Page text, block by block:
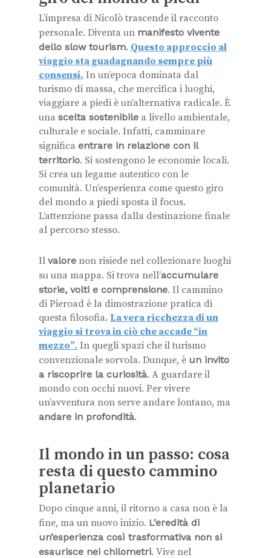
L’impresa di Nicolò trascende il racconto
personale. Diventa un manifesto vivente
dello slow tourism. Questo approccio al
viaggio sta guadagnando sempre più
consensi. In un’epoca dominata dal
turismo di massa, che mercifica i luoghi,
viaggiare a piedi è un’alternativa radicale. È
una scelta sostenibile a livello ambientale,
culturale e sociale. Infatti, camminare
significa entrare in relazione con il
territorio. Si sostengono le economie locali.
Si crea un legame autentico con le
comunità. Un’esperienza come questo giro
del mondo a piedi sposta il focus.
L’attenzione passa dalla destinazione finale
al percorso stesso.
Il valore non risiede nel collezionare luoghi
su una mappa. Si trova nell’accumulare
storie, volti e comprensione. Il cammino
di Pieroad è la dimostrazione pratica di
questa filosofia. La vera ricchezza di un
viaggio si trova in ciò che accade “in
mezzo”. In quegli spazi che il turismo
convenzionale sorvola. Dunque, è un invito
a riscoprire la curiosità. A guardare il
mondo con occhi nuovi. Per vivere
un’avventura non serve andare lontano, ma
andare in profondità.
Il mondo in un passo: cosa
resta di questo cammino
planetario
Dopo cinque anni, il ritorno a casa non è la
fine, ma un nuovo inizio. L’eredità di
un’esperienza così trasformativa non si
esaurisce nei chilometri. Vive nel